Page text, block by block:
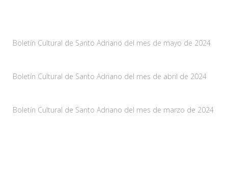
Boletín Cultural de Santo Adriano del mes de mayo de 2024
Boletín Cultural de Santo Adriano del mes de abril de 2024
Boletín Cultural de Santo Adriano del mes de marzo de 2024